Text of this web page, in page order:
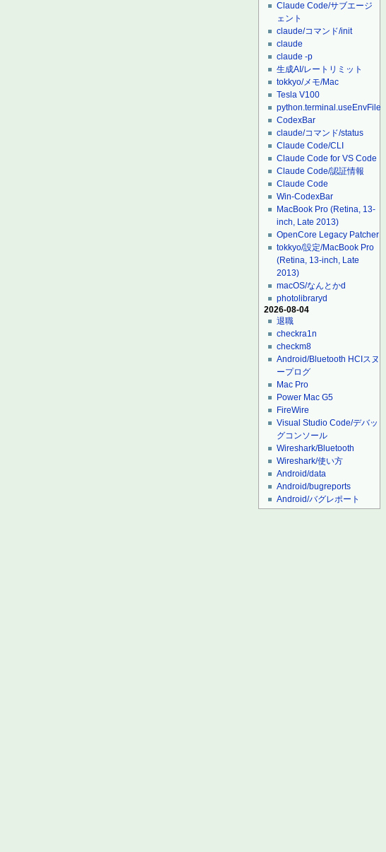
Claude Code/サブエージ
ェント
claude/コマンド/init
claude
claude -p
生成AI/レートリミット
tokkyo/メモ/Mac
Tesla V100
python.terminal.useEnvFile
CodexBar
claude/コマンド/status
Claude Code/CLI
Claude Code for VS Code
Claude Code/認証情報
Claude Code
Win-CodexBar
MacBook Pro (Retina, 13-
inch, Late 2013)
OpenCore Legacy Patcher
tokkyo/設定/MacBook Pro
(Retina, 13-inch, Late
2013)
macOS/なんとかd
photolibraryd
2026-08-04
退職
checkra1n
checkm8
Android/Bluetooth HCIスヌ
ープログ
Mac Pro
Power Mac G5
FireWire
Visual Studio Code/デバッ
グコンソール
Wireshark/Bluetooth
Wireshark/使い方
Android/data
Android/bugreports
Android/バグレポート